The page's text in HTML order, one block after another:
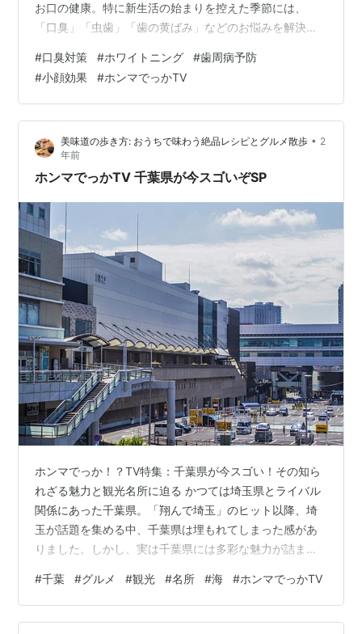
お口の健康。特に新生活の始まりを控えた季節には、
「口臭」「虫歯」「歯の黄ばみ」などのお悩みを解決し
『ホンマでっか！？TV』では、そんな皆さんの疑問や不
安を解消するべく、**「歯とお口の健康SP」**を放送。
虫歯・歯周病・口臭・ホワイトニングなど、誰もが抱え
るお口の悩みを解決するための最新情報が満載の内容と
なりました。 特に注目を集めたのが、**「若年女性の口
臭が実は強い？」という衝撃の説や、「…
#口臭対策 #ホワイトニング #歯周病予防
#小顔効果 #ホンマでっかTV
美味道の歩き方: おうちで味わう絶品レシピとグルメ散歩 • 2
年前
ホンマでっかTV 千葉県が今スゴいぞSP
ホンマでっか！？TV特集：千葉県が今スゴい！その知ら
れざる魅力と観光名所に迫る かつては埼玉県とライバル
関係にあった千葉県。「翔んで埼玉」のヒット以降、埼
玉が話題を集める中、千葉県は埋もれてしまった感があ
りました。しかし、実は千葉県には多彩な魅力が詰まっ
てを兼ね備えた千葉県の今に迫ります。 千葉県VS埼玉
県：プライドをかけた地元愛対決 柏市は“第二の渋谷”？
田中樹の熱弁 SixTONESの田中樹さんが千葉県柏市を
#千葉 #グルメ #観光 #名所 #海 #ホンマでっかTV